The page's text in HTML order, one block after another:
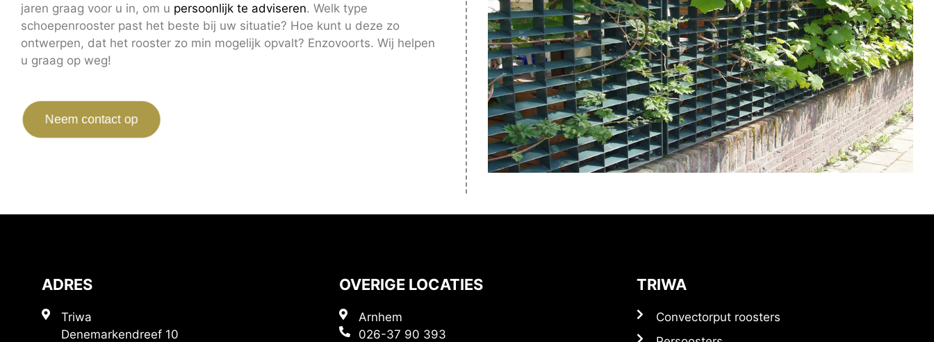
jaren graag voor u in, om u persoonlijk te adviseren. Welk type
schoepenrooster past het beste bij uw situatie? Hoe kunt u deze zo
ontwerpen, dat het rooster zo min mogelijk opvalt? Enzovoorts. Wij helpen
u graag op weg!
Neem contact op
ADRES
Triwa
Denemarkendreef 10
OVERIGE LOCATIES
Arnhem
026-37 90 393
TRIWA
Convectorput roosters